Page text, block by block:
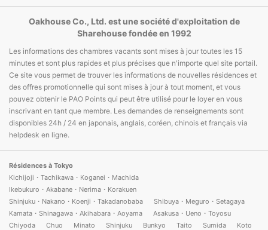
Oakhouse Co., Ltd. est une société d'exploitation de
Sharehouse fondée en 1992
Les informations des chambres vacants sont mises à jour toutes les 15
minutes et sont plus rapides et plus précises que n'importe quel site portail.
Ce site vous permet de trouver les informations de nouvelles résidences et
des offres promotionnelle qui sont mises à jour à tout moment, et vous
pouvez obtenir le PAO Points qui peut être utilisé pour le loyer en vous
inscrivant en tant que membre. Les demandes de renseignements sont
disponibles 24h / 24 en japonais, anglais, coréen, chinois et français via
helpdesk en ligne.
Résidences à Tokyo
Kichijoji・Tachikawa・Koganei・Machida
Ikebukuro・Akabane・Nerima・Korakuen
Shinjuku・Nakano・Koenji・Takadanobaba
Shibuya・Meguro・Setagaya
Kamata・Shinagawa・Akihabara・Aoyama
Asakusa・Ueno・Toyosu
Chiyoda
Chuo Minato Shinjuku Bunkyo Taito Sumida
Koto